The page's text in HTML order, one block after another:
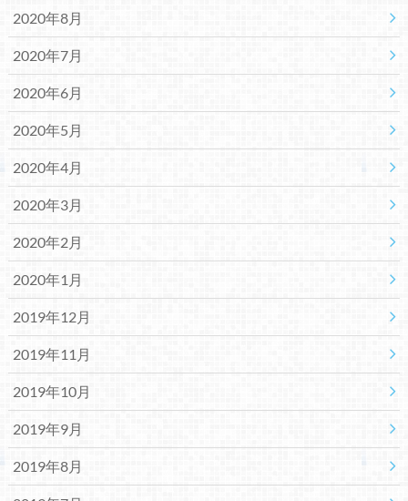
2020年8月
2020年7月
2020年6月
2020年5月
2020年4月
2020年3月
2020年2月
2020年1月
2019年12月
2019年11月
2019年10月
2019年9月
2019年8月